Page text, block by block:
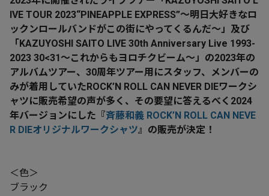
IVE TOUR 2023“PINEAPPLE EXPRESS”〜明日大好きなロ
ックンロールバンドがこの街にやってくるんだ〜」及び
「KAZUYOSHI SAITO LIVE 30th Anniversary Live 1993-
2023 30<31〜これからもヨロチクビーム〜」の2023年の
アルバムツアー、30周年ツアー用にスタッフ、メンバーの
みが着用していたROCK’N ROLL CAN NEVER DIEワークシ
ャツに販売希望の声が多く、その要望に答えるべく2024
年バージョンにした 『斉藤和義 ROCK’N ROLL CAN NEVE
R DIEオリジナルワークシャツ』 の販売が決定！
＜色＞
ブラック